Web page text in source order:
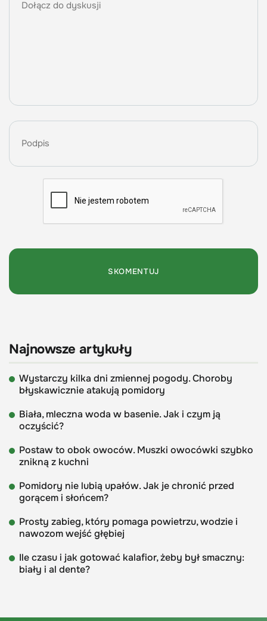
Najnowsze artykuły
Wystarczy kilka dni zmiennej pogody. Choroby
błyskawicznie atakują pomidory
Biała, mleczna woda w basenie. Jak i czym ją
oczyścić?
Postaw to obok owoców. Muszki owocówki szybko
znikną z kuchni
Pomidory nie lubią upałów. Jak je chronić przed
gorącem i słońcem?
Prosty zabieg, który pomaga powietrzu, wodzie i
nawozom wejść głębiej
Ile czasu i jak gotować kalafior, żeby był smaczny:
biały i al dente?